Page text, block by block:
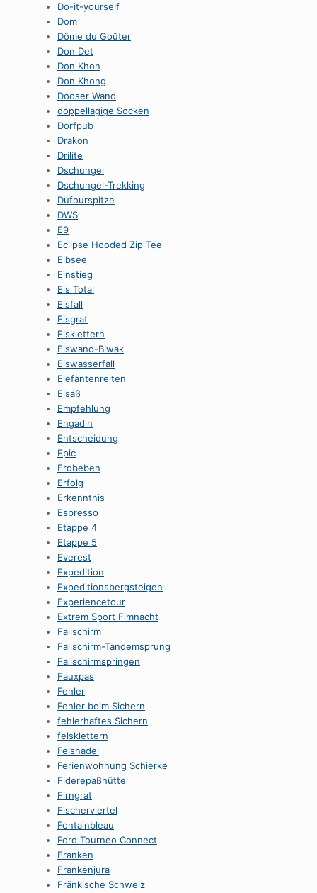
Do-it-yourself
Dom
Dôme du Goûter
Don Det
Don Khon
Don Khong
Dooser Wand
doppellagige Socken
Dorfpub
Drakon
Drilite
Dschungel
Dschungel-Trekking
Dufourspitze
DWS
E9
Eclipse Hooded Zip Tee
Eibsee
Einstieg
Eis Total
Eisfall
Eisgrat
Eisklettern
Eiswand-Biwak
Eiswasserfall
Elefantenreiten
Elsaß
Empfehlung
Engadin
Entscheidung
Epic
Erdbeben
Erfolg
Erkenntnis
Espresso
Etappe 4
Etappe 5
Everest
Expedition
Expeditionsbergsteigen
Experiencetour
Extrem Sport Fimnacht
Fallschirm
Fallschirm-Tandemsprung
Fallschirmspringen
Fauxpas
Fehler
Fehler beim Sichern
fehlerhaftes Sichern
felsklettern
Felsnadel
Ferienwohnung Schierke
Fiderepaßhütte
Firngrat
Fischerviertel
Fontainbleau
Ford Tourneo Connect
Franken
Frankenjura
Fränkische Schweiz